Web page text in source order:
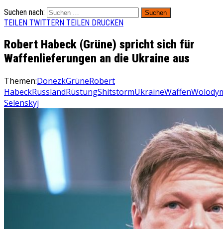
Suchen nach:
TEILEN TWITTERN TEILEN DRUCKEN
Robert Habeck (Grüne) spricht sich für
Waffenlieferungen an die Ukraine aus
Themen:DonezkGrüneRobert
HabeckRusslandRüstungShitstormUkraineWaffen
Selenskyj